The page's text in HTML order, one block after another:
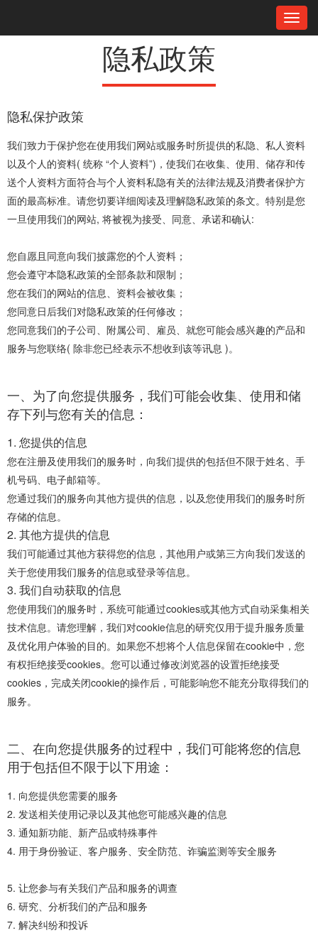
隐私政策
隐私保护政策
我们致力于保护您在使用我们网站或服务时所提供的私隐、私人资料
以及个人的资料( 统称 “个人资料”)，使我们在收集、使用、储存和传
送个人资料方面符合与个人资料私隐有关的法律法规及消费者保护方
面的最高标准。请您切要详细阅读及理解隐私政策的条文。特别是您
一旦使用我们的网站, 将被视为接受、同意、承诺和确认:
您自愿且同意向我们披露您的个人资料；
您会遵守本隐私政策的全部条款和限制；
您在我们的网站的信息、资料会被收集；
您同意日后我们对隐私政策的任何修改；
您同意我们的子公司、附属公司、雇员、就您可能会感兴趣的产品和
服务与您联络( 除非您已经表示不想收到该等讯息 )。
一、为了向您提供服务，我们可能会收集、使用和储
存下列与您有关的信息：
1. 您提供的信息
您在注册及使用我们的服务时，向我们提供的包括但不限于姓名、手
机号码、电子邮箱等。
您通过我们的服务向其他方提供的信息，以及您使用我们的服务时所
存储的信息。
2. 其他方提供的信息
我们可能通过其他方获得您的信息，其他用户或第三方向我们发送的
关于您使用我们服务的信息或登录等信息。
3. 我们自动获取的信息
您使用我们的服务时，系统可能通过cookies或其他方式自动采集相关
技术信息。请您理解，我们对cookie信息的研究仅用于提升服务质量
及优化用户体验的目的。如果您不想将个人信息保留在cookie中，您
有权拒绝接受cookies。您可以通过修改浏览器的设置拒绝接受
cookies，完成关闭cookie的操作后，可能影响您不能充分取得我们的
服务。
二、在向您提供服务的过程中，我们可能将您的信息
用于包括但不限于以下用途：
1. 向您提供您需要的服务
2. 发送相关使用记录以及其他您可能感兴趣的信息
3. 通知新功能、新产品或特殊事件
4. 用于身份验证、客户服务、安全防范、诈骗监测等安全服务
5. 让您参与有关我们产品和服务的调查
6. 研究、分析我们的产品和服务
7. 解决纠纷和投诉